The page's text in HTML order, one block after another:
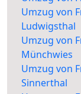
Umzug von
Ludwigsthal
Umzug von
Münchwies
Umzug von
Sinnerthal